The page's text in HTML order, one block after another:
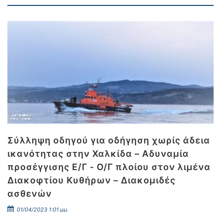
Σύλληψη οδηγού για οδήγηση χωρίς άδεια
ικανότητας στην Χαλκίδα – Αδυναμία
προσέγγισης Ε/Γ - Ο/Γ πλοίου στον λιμένα
Διακοφτίου Κυθήρων – Διακομιδές
ασθενών
01/04/2023 1:01 μμ.